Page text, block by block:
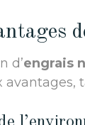
d’engrais
avantages,